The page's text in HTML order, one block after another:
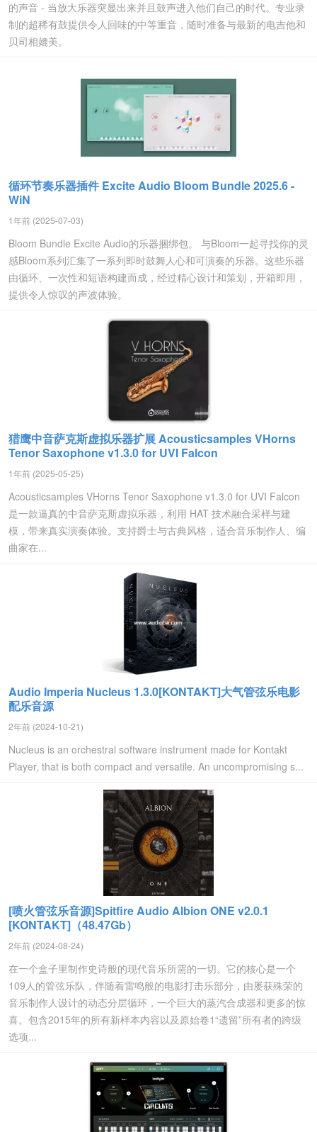
的声音 - 当放大乐器突显出来并且鼓声进入他们自己的时代。专业录
制的超稀有鼓提供令人回味的中等重音，随时准备与最新的电吉他和
贝司相媲美。
循环节奏乐器插件 Excite Audio Bloom Bundle 2025.6 -
WiN
1年前 (2025-07-03)
Bloom Bundle Excite Audio的乐器捆绑包。 与Bloom一起寻找你的灵
感Bloom系列汇集了一系列即时鼓舞人心和可演奏的乐器。这些乐器
由循环、一次性和短语构建而成，经过精心设计和策划，开箱即用，
提供令人惊叹的声波体验。
猎鹰中音萨克斯虚拟乐器扩展 Acousticsamples VHorns
Tenor Saxophone v1.3.0 for UVI Falcon
1年前 (2025-05-25)
Acousticsamples VHorns Tenor Saxophone v1.3.0 for UVI Falcon
是一款逼真的中音萨克斯虚拟乐器，利用 HAT 技术融合采样与建
模，带来真实演奏体验。支持爵士与古典风格，适合音乐制作人、编
曲家在...
Audio Imperia Nucleus 1.3.0[KONTAKT]大气管弦乐电影
配乐音源
2年前 (2024-10-21)
Nucleus is an orchestral software instrument made for Kontakt
Player, that is both compact and versatile. An uncompromising s...
[喷火管弦乐音源]Spitfire Audio Albion ONE v2.0.1
[KONTAKT]（48.47Gb）
2年前 (2024-08-24)
在一个盒子里制作史诗般的现代音乐所需的一切。它的核心是一个
109人的管弦乐队，伴随着雷鸣般的电影打击乐部分，由屡获殊荣的
音乐制作人设计的动态分层循环，一个巨大的蒸汽合成器和更多的惊
喜。包含2015年的所有新样本内容以及原始卷1“遗留”所有者的跨级
选项...